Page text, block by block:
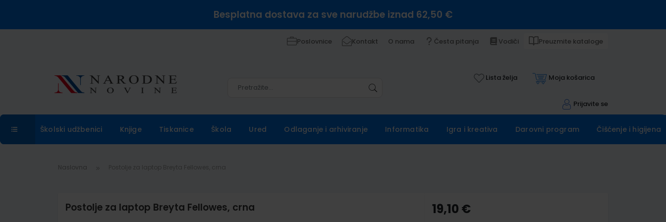
Besplatna dostava za sve narudžbe iznad 62,50 €
Poslovnice Kontakt O nama Česta pitanja Vodiči Preuzmite kataloge
Lista želja Moja košarica
Prijavite se
Školski udžbenici Knjige Tiskanice Škola Ured Odlaganje i arhiviranje Informatika Igra i kreativa Darovni program Čišćenje i higijena
Naslovna
Postolje za laptop Breyta Fellowes, crna 19,10 €